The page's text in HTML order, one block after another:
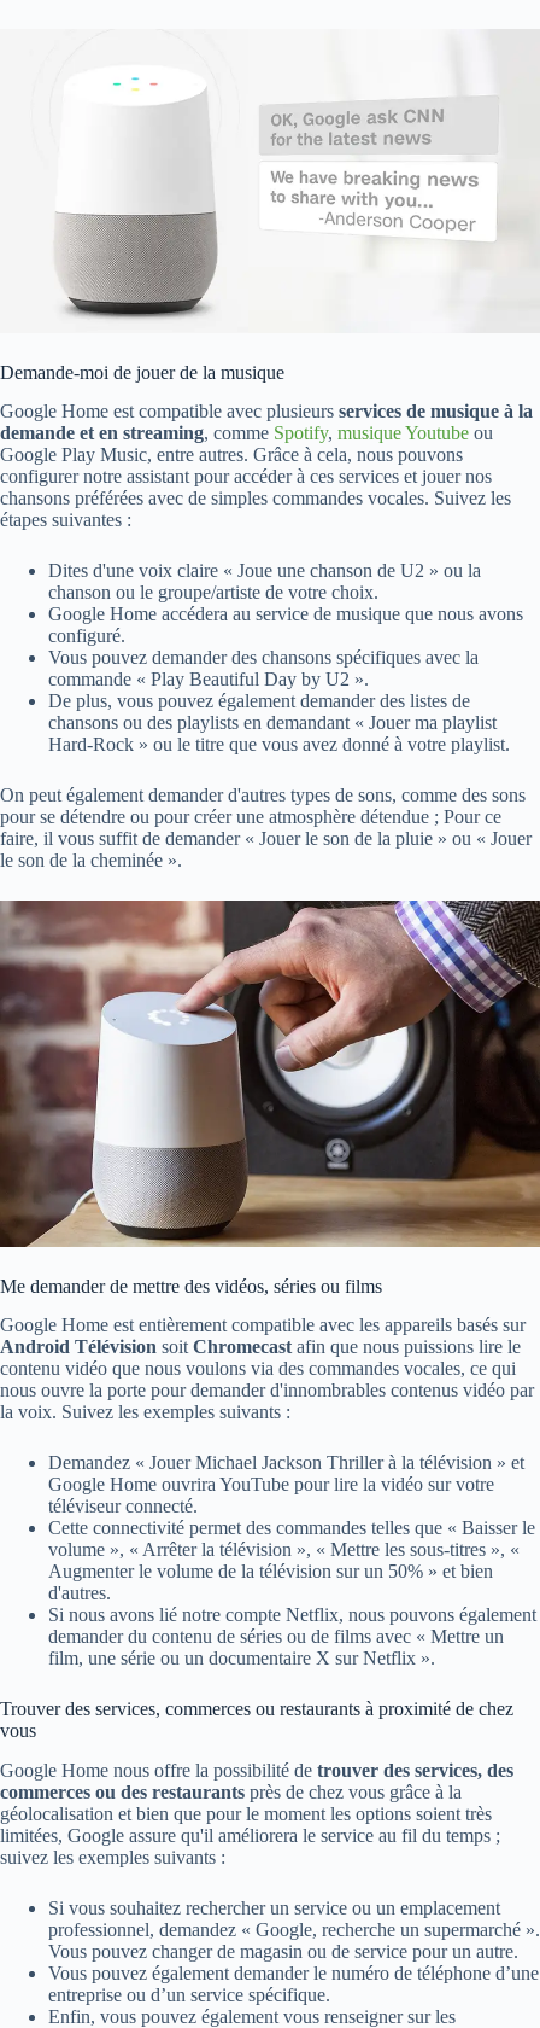
Demande-moi de jouer de la musique
Google Home est compatible avec plusieurs services de musique à la
demande et en streaming, comme Spotify, musique Youtube ou
Google Play Music, entre autres. Grâce à cela, nous pouvons
configurer notre assistant pour accéder à ces services et jouer nos
chansons préférées avec de simples commandes vocales. Suivez les
étapes suivantes :
Dites d'une voix claire « Joue une chanson de U2 » ou la
chanson ou le groupe/artiste de votre choix.
Google Home accédera au service de musique que nous avons
configuré.
Vous pouvez demander des chansons spécifiques avec la
commande « Play Beautiful Day by U2 ».
De plus, vous pouvez également demander des listes de
chansons ou des playlists en demandant « Jouer ma playlist
Hard-Rock » ou le titre que vous avez donné à votre playlist.
On peut également demander d'autres types de sons, comme des sons
pour se détendre ou pour créer une atmosphère détendue ; Pour ce
faire, il vous suffit de demander « Jouer le son de la pluie » ou « Jouer
le son de la cheminée ».
Me demander de mettre des vidéos, séries ou films
Google Home est entièrement compatible avec les appareils basés sur
Android Télévision soit Chromecast afin que nous puissions lire le
contenu vidéo que nous voulons via des commandes vocales, ce qui
nous ouvre la porte pour demander d'innombrables contenus vidéo par
la voix. Suivez les exemples suivants :
Demandez « Jouer Michael Jackson Thriller à la télévision » et
Google Home ouvrira YouTube pour lire la vidéo sur votre
téléviseur connecté.
Cette connectivité permet des commandes telles que « Baisser le
volume », « Arrêter la télévision », « Mettre les sous-titres », «
Augmenter le volume de la télévision sur un 50% » et bien
d'autres.
Si nous avons lié notre compte Netflix, nous pouvons également
demander du contenu de séries ou de films avec « Mettre un
film, une série ou un documentaire X sur Netflix ».
Trouver des services, commerces ou restaurants à proximité de chez
vous
Google Home nous offre la possibilité de trouver des services, des
commerces ou des restaurants près de chez vous grâce à la
géolocalisation et bien que pour le moment les options soient très
limitées, Google assure qu'il améliorera le service au fil du temps ;
suivez les exemples suivants :
Si vous souhaitez rechercher un service ou un emplacement
professionnel, demandez « Google, recherche un supermarché ».
Vous pouvez changer de magasin ou de service pour un autre.
Vous pouvez également demander le numéro de téléphone d’une
entreprise ou d’un service spécifique.
Enfin, vous pouvez également vous renseigner sur les